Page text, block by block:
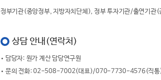
정부기관(중앙정부, 지방자치단체), 정부 투자기관/출연기관
상담 안내(연락처)
담당자: 원가 계산 담당연구원
문의 전화: 02-508-7002(대표)/070-7730-4576(직통